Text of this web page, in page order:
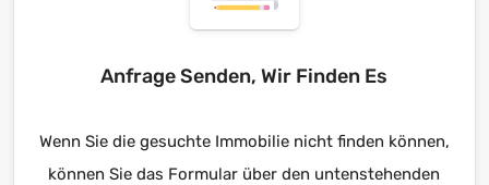
Anfrage Senden, Wir Finden Es
Wenn Sie die gesuchte Immobilie nicht finden können,
können Sie das Formular über den untenstehenden